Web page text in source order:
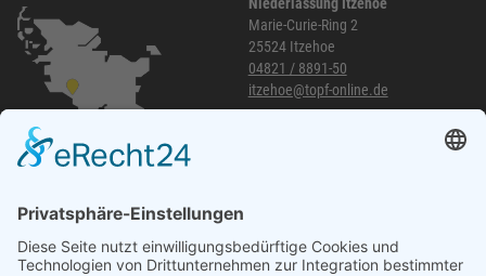
Niederlassung Itzehoe
Marie-Curie-Ring 2
25524 Itzehoe
04821 / 8891-50
itzehoe@topf-online.de
040 / 21 04 04 04-04
glinde@topf-online.de